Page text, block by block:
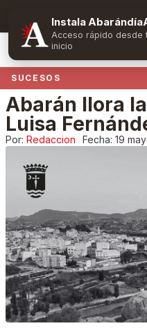
Suscríbete y
SUCESOS
Abarán llora
Luisa
Por: Redaccion Fecha: 19
Instala
Acceso rápido desde
inicio